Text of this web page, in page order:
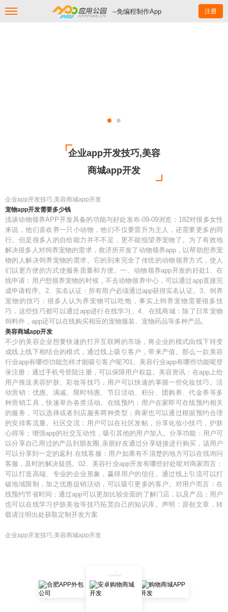
--免编程制作App 注册
企业app开发技巧,美容
商城app开发
企业app开发技巧,美容商城app开发
宠物app开发需要多少钱
浅谈动物领养APP开发具备的功能与好处发布-09-09浏览：182对很多女性
来说，他们喜欢养一只小动物，他们不仅要晋升为主人，还需要更多的同
行。但是很多人的自给能力并不不足，更不能指望养宠物了。为了有效地
解决很多人对饲养宠物的需求，救济所开发了动物领养app，以帮助想养宠
物的人解决饲养宠物的需求。它的到来完全了传统的动物领养方式，使人
们以更方便的方式使服务质量和方便。一、动物领养app开发的好处1、在
线申请：用户想领养宠物的时候，不去动物领养中心，可以通过app直接完
成申请程序。2、实名认证：所有用户必须通过app获得实名认证。3、饲养
宠物的技巧：很多人认为养宠物可以吃饱，事实上饲养宠物需要很多技
巧，这些技巧都可以通过app进行在线学习。4、在线商城：除了日常宠物
饲料外，app还可以在线购买相应的宠物服装、宠物药品等多种产品。
美容商城app开发
不少的美容企业想要快速的打开互联网的市场，将企业的模式由线下转变
成线上线下相结合的模式，通过线上吸引客户，带来产值。那么一款美容
行业app有哪些功能怎样才能吸引客户呢?01、美容行业app有哪些功能呢登
录注册：通过手机号登陆注册，可以保障用户权益。美容资讯：在app上给
用户推送美容护肤、彩妆等技巧，用户可以快速的掌握一些化妆技巧。活
动营销：优惠、满减、限时特惠、节日活动、积分、团购券、代金券等多
种营销工具，快速举办各类活动。在线预约：用户在家即可在线预约相关
的服务，可以选择或者到店服务两种类型；商家也可以通过根据预约合理
的安排客流量。社区交流：用户可以在社区发帖，分享化妆小技巧，护肤
心得等；增强app的社交互动性，吸引其他的用户加入。分享功能：用户可
以分享自己用过的产品到朋友圈,亲朋好友通过分享链接进行购买，该用户
可以分享到一定的返利.在线客服：用户如果有不清楚的地方可以在线询问
客服，及时的解决疑惑。02、美容行业app开发有哪些好处呢对商家而言：
可以打造高端、专业的企业形象，赢得用户的信任。通过线上引流可以打
破地域限制，加之优惠促销活动，可以吸引更多的客户。对用户而言：在
线预约节省时间；通过app可以更加比较全面的了解门店，以及产品；用户
也可以在线学习护肤美妆等技巧拓宽自己的知识库。声明：原创文章，转
载请注明出处获取定制开发方案
企业app开发技巧,美容商城app开发